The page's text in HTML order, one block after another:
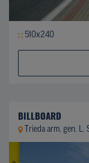
510x240
BILLBOARD
Trieda arm. gen.